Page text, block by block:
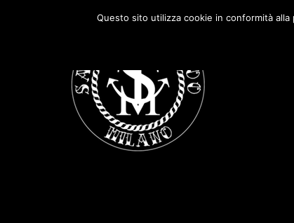
Questo sito utilizza cookie in conformità